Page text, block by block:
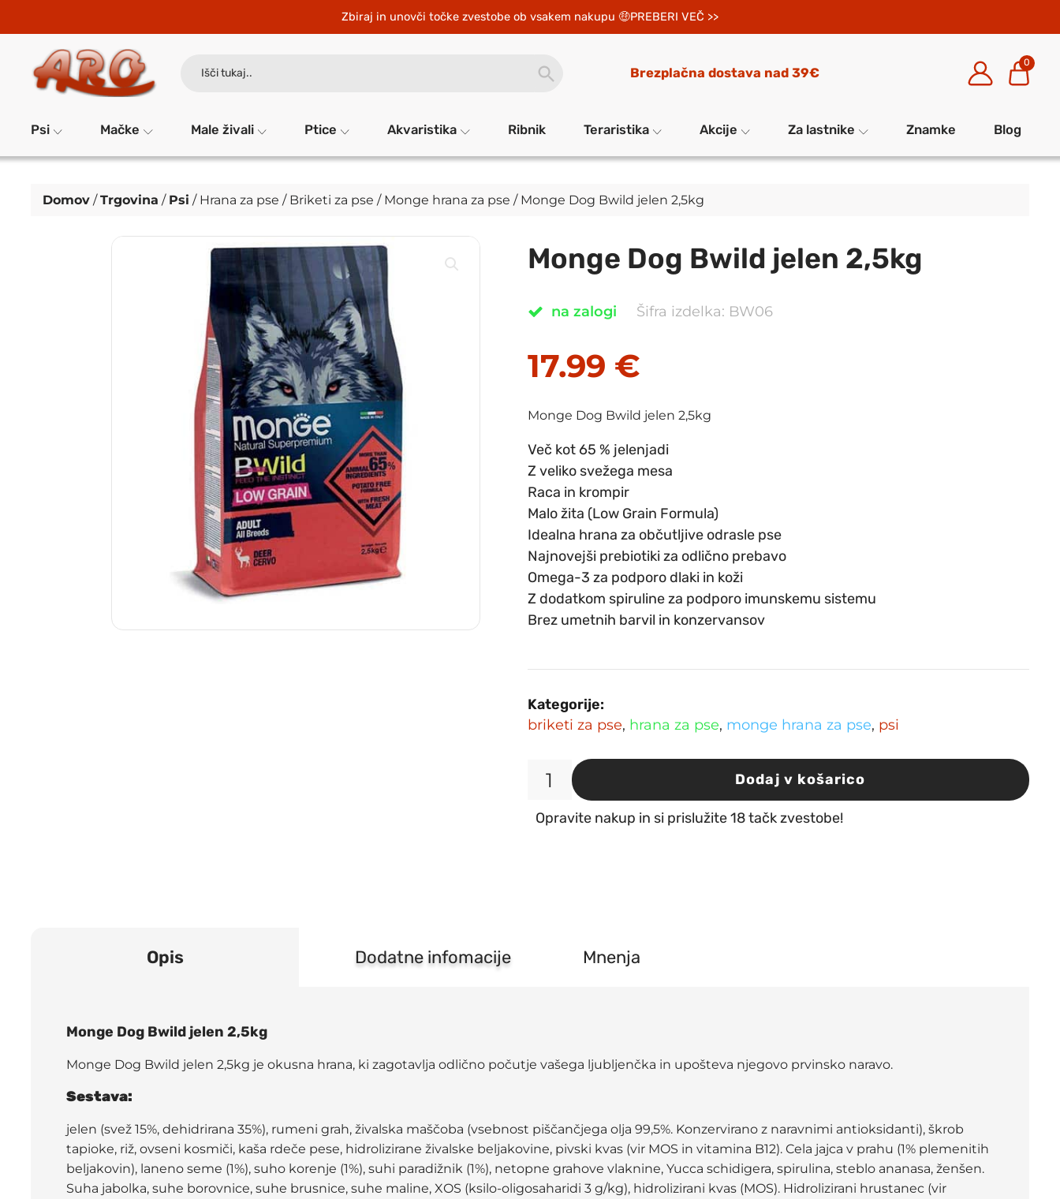
Zbiraj in unovči točke zvestobe ob vsakem nakupu PREBERI VEČ >>
BUTTON
Brezplačna dostava nad 39€
0
Psi Mačke Male živali Ptice Akvaristika Ribnik Teraristika Akcije Za lastnike Znamke Blog
Domov /Trgovina / Psi / Hrana za pse / Briketi za pse / Monge hrana za pse / Monge Dog Bwild jelen 2,5kg
Monge Dog Bwild jelen 2,5kg
na zalogi Šifra izdelka: BW06
17.99 €
Monge Dog Bwild jelen 2,5kg
Več kot 65 % jelenjadi
Z veliko svežega mesa
Raca in krompir
Malo žita (Low Grain Formula)
Idealna hrana za občutljive odrasle pse
Najnovejši prebiotiki za odlično prebavo
Omega-3 za podporo dlaki in koži
Z dodatkom spirulineza podporo imunskemu sistemu
Brez umetnih barvil in konzervansov
Kategorije:
briketi za pse, hrana za pse, monge hrana za pse, psi
Bwild
Dodaj v košarico
Opravite nakup in si prislužite 18 tačk zvestobe!
Opis Dodatne infomacije Mnenja
Monge Dog Bwild jelen 2,5kg
Monge Dog Bwild jelen 2,5kg je okusna hrana, ki zagotavlja odlično počutje vašega ljubljenčka in upošteva njegovo prvinsko naravo.
Sestava:
jelen (svež 15%, dehidrirana 35%), rumeni grah, živalska maščoba (vsebnost piščančjega olja 99,5%. Konzervirano z naravnimi antioksidanti), škrob
tapioke, riž, ovseni kosmiči, kaša rdeče pese, hidrolizirane živalske beljakovine, pivski kvas (vir MOS in vitamina B12). Cela jajca v prahu (1% plemenitih
beljakovin), laneno seme (1%), suho korenje (1%), suhi paradižnik (1%), netopne grahove vlaknine, Yucca schidigera, spirulina, steblo ananasa, ženšen.
Suha jabolka, suhe borovnice, suhe brusnice, suhe maline, XOS (ksilo-oligosaharidi 3 g/kg), hidrolizirani kvas (MOS). Hidrolizirani hrustanec (vir